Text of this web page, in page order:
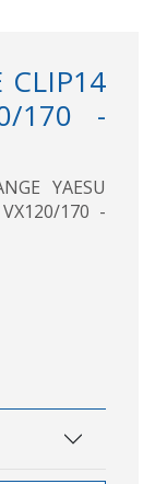
CLIP14
170 -
YAESU
170 -